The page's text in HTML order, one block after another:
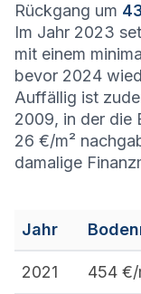
Rückgang um
Im Jahr 2023
mit einem
bevor 2024
Auffällig ist
2009, in der die
26 €/m²
damalige
Jahr
2021 454 €/